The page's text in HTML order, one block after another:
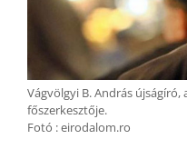
Vágvölgyi B. András
főszerkesztője.
Fotó : eirodalom.ro